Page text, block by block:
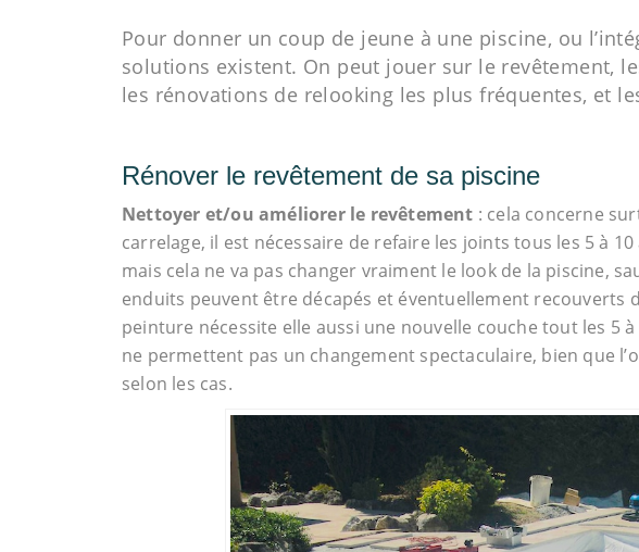
Pour donner un coup de jeune à une piscine, ou
solutions existent. On peut jouer sur le revêtement,
les rénovations de relooking les plus fréquentes, et
Rénover le revêtement de sa piscine
Nettoyer et/ou améliorer le revêtement : cela concerne
carrelage, il est nécessaire de refaire les joints tous les 5 à
mais cela ne va pas changer vraiment le look de la piscine,
enduits peuvent être décapés et éventuellement recouverts
peinture nécessite elle aussi une nouvelle couche tout les 5
ne permettent pas un changement spectaculaire, bien que
selon les cas.